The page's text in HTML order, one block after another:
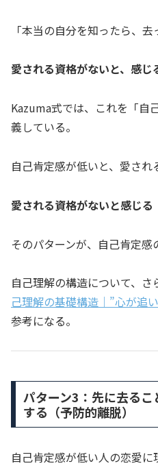
「本当の自分を知ったら、去
愛される資格がないと、感じ
Kazuma式では、これを「自
義している。
自己肯定感が低いと、愛され
愛される資格がないと感じる
そのパターンが、自己肯定感
自己理解の構造について、さ
己理解の基礎構造｜”心が追
参考になる。
パターン3：先に去る
する（予防的離脱）
自己肯定感が低い人の恋愛